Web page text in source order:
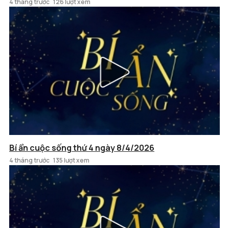
Bí ẩn cuộc sống thứ 4 ngày 8/4/2026
4 tháng trước 135 lượt xem